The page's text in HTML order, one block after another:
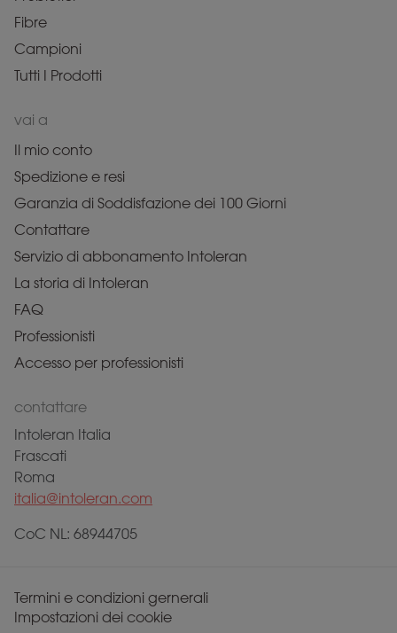
Fibre
Campioni
Tutti I Prodotti
vai a
Il mio conto
Spedizione e resi
Garanzia di Soddisfazione dei 100 Giorni
Contattare
Servizio di abbonamento Intoleran
La storia di Intoleran
FAQ
Professionisti
Accesso per professionisti
contattare
Intoleran Italia
Frascati
Roma
italia@intoleran.com
CoC NL: 68944705
Termini e condizioni gernerali
Impostazioni dei cookie